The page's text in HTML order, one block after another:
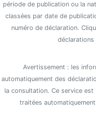
période de publication ou la
classées par date de
numéro de déclaration.
Avertissement : les
automatiquement des
la consultation. Ce service
traitées